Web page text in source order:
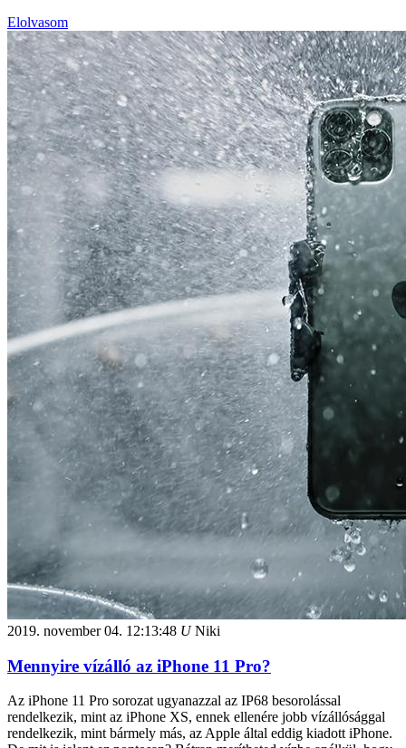
Elolvasom
2019. november 04. 12:13:48 UNiki
Mennyire vízálló az iPhone 11 Pro?
Az iPhone 11 Pro sorozat ugyanazzal az IP68 besorolással
rendelkezik, mint az iPhone XS, ennek ellenére jobb vízállósággal
rendelkezik, mint bármely más, az Apple által eddig kiadott iPhone.